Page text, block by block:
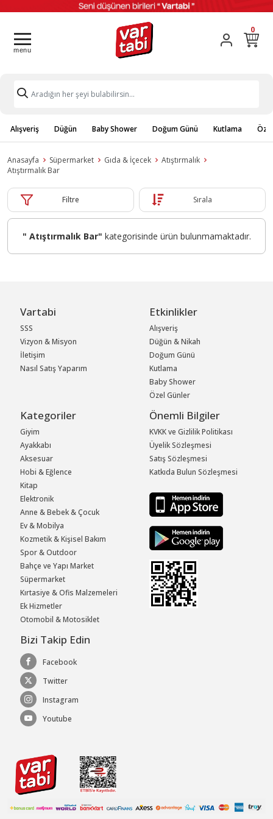
0
Alışveriş Düğün Baby Shower Doğum Günü Kutlama
Anasayfa Süpermarket Gıda & İçecek
Atıştırmalık
Atıştırmalık Bar
Filtre Sırala
" Atıştırmalık Bar" kategorisinde ürün bulunmamaktadır.
Vartabi
SSS
Vizyon & Misyon
İletişim
Nasıl Satış Yaparım
Etkinlikler
Alışveriş
Düğün & Nikah
Doğum Günü
Kutlama
Baby Shower
Özel Günler
Kategoriler
Giyim
Ayakkabı
Aksesuar
Hobi & Eğlence
Kitap
Elektronik
Anne & Bebek & Çocuk
Ev & Mobilya
Kozmetik & Kişisel Bakım
Spor & Outdoor
Bahçe ve Yapı Market
Süpermarket
Kırtasiye & Ofis Malzemeleri
Ek Hizmetler
Otomobil & Motosiklet
Önemli Bilgiler
KVKK ve Gizlilik Politikası
Üyelik Sözleşmesi
Satış Sözleşmesi
Katkıda Bulun Sözleşmesi
Bizi Takip Edin
Facebook
Twitter
Instagram
Youtube